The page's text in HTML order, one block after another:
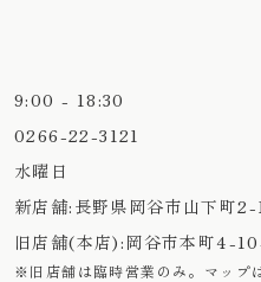
9:00 - 18:30
0266-22-3121
水曜日
新店舗: 長野県岡谷市山下町
旧店舗(本店): 岡谷市本町4-
※旧店舗は臨時営業のみ。 マップ